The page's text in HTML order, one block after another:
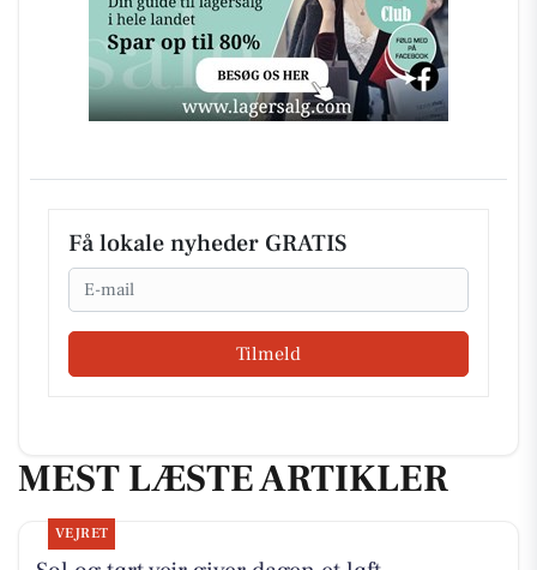
Få lokale nyheder GRATIS
Email
Tilmeld
MEST LÆSTE ARTIKLER
VEJRET